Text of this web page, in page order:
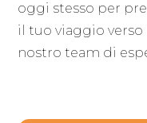
oggi stesso per
il tuo viaggio verso
nostro team di